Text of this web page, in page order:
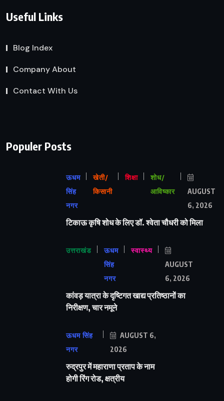
Useful Links
Blog Index
Company About
Contact With Us
Populer Posts
ऊधम
सिंह
नगर
खेती/
किसानी
शिक्षा
शोध/
आविष्कार
AUGUST
6, 2026
टिकाऊ कृषि शोध के लिए डॉ. श्वेता चौधरी को मिला
उत्तराखंड
ऊधम
सिंह
नगर
स्वास्थ्य
AUGUST
6, 2026
कांवड़ यात्रा के दृष्टिगत खाद्य प्रतिष्ठानों का
निरीक्षण, चार नमूने
ऊधम सिंह
नगर
AUGUST 6,
2026
रुद्रपुर में महाराणा प्रताप के नाम
होगी रिंग रोड, क्षत्रीय